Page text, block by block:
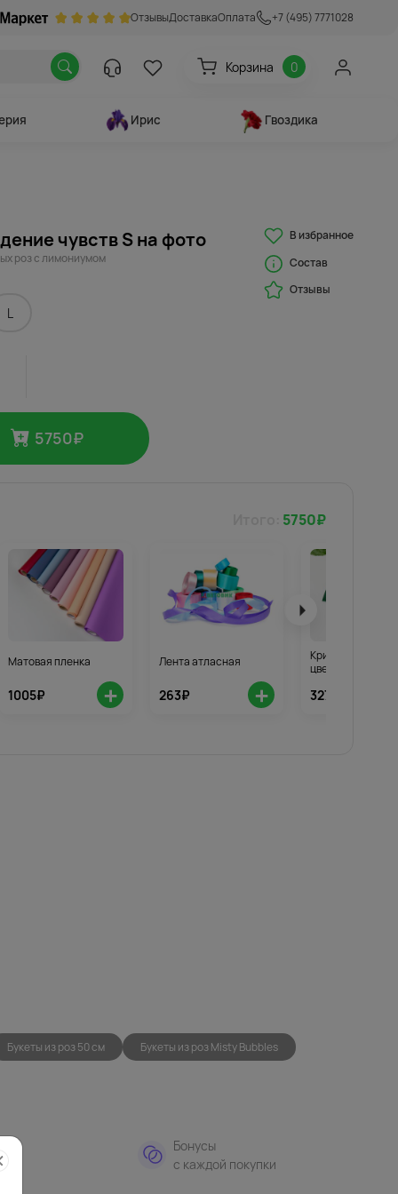
ОтзывыДоставкаОплата +7 (495) 7771028
Корзина 0
Ирис Гвоздика
чувств S на фото
роз с лимониумом
L
В избранное
Состав
Отзывы
5750₽
5750₽
Матовая пленка
1005₽ +
Лента атласная
263₽ +
Кризал для
цветов 3шт.
327₽
Букеты из роз 50 см
Букеты из роз Misty Bubbles
Бонусы
с каждой покупки